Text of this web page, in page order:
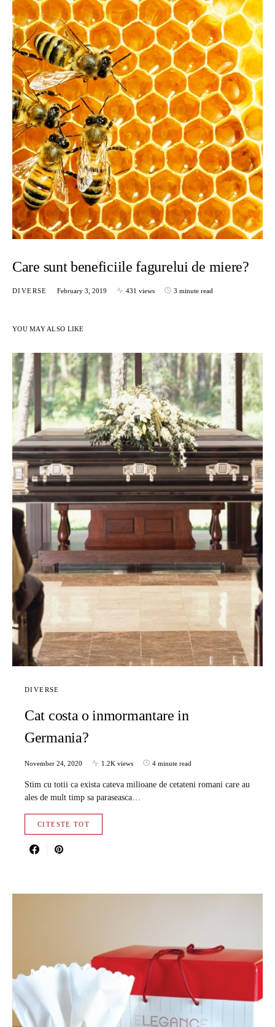
Care sunt beneficiile fagurelui de miere?
DIVERSE February 3, 2019 431 views 3 minute read
YOU MAY ALSO LIKE
DIVERSE
Cat costa o inmormantare in
Germania?
November 24, 2020 1.2K views 4 minute read
Stim cu totii ca exista cateva milioane de cetateni romani care au
ales de mult timp sa paraseasca…
CITESTE TOT